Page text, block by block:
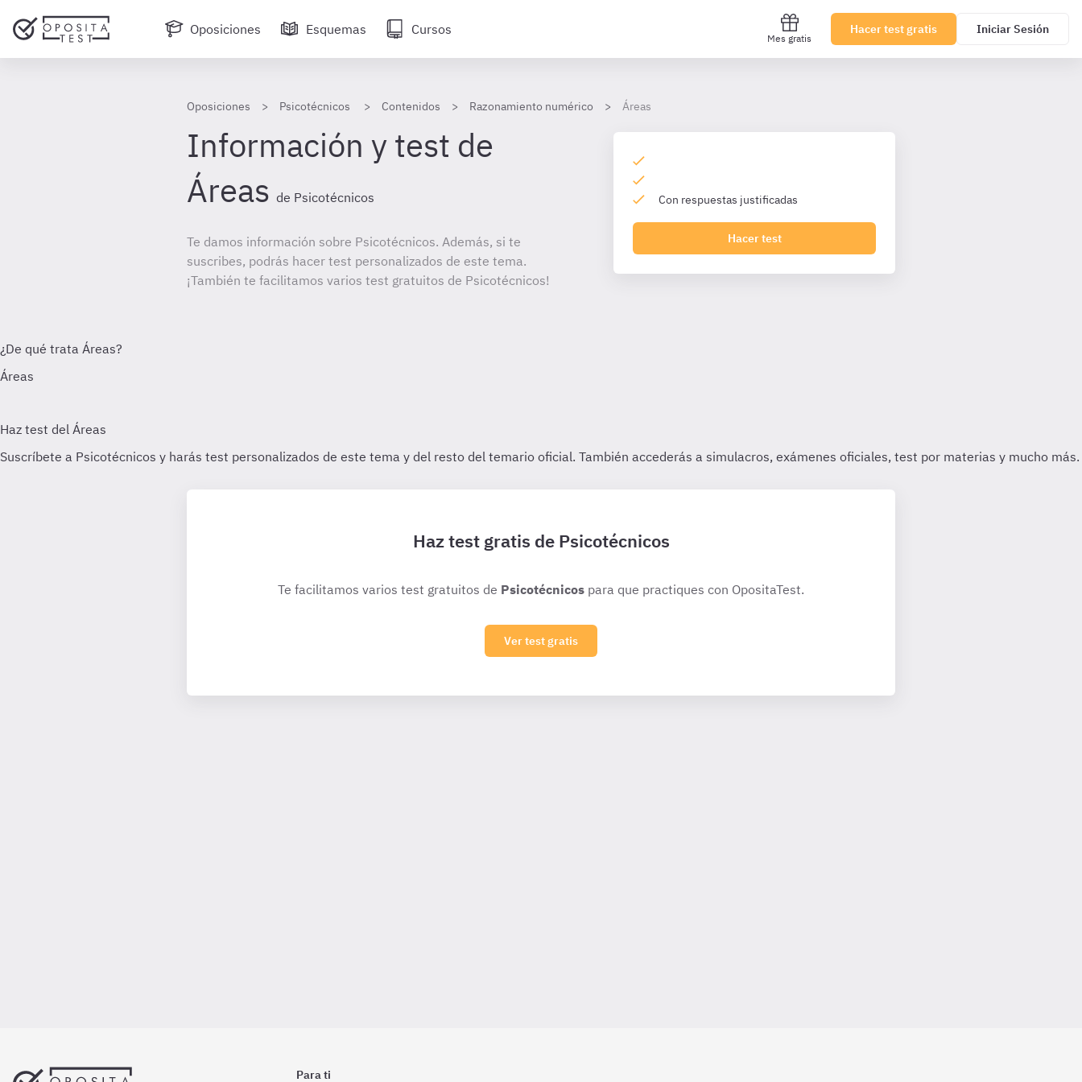
Oposiciones Esquemas Cursos
Mes gratis
Hacer test gratis Iniciar Sesión
Oposiciones Psicotécnicos Contenidos Razonamiento numérico Áreas
Información y test de
Áreas de Psicotécnicos
Te damos información sobre Psicotécnicos. Además, si te
suscribes, podrás hacer test personalizados de este tema.
¡También te facilitamos varios test gratuitos de Psicotécnicos!
Con respuestas justificadas
Hacer test
Haz test gratis de Psicotécnicos
Te facilitamos varios test gratuitos de Psicotécnicos para que practiques con OpositaTest.
Ver test gratis
Para ti